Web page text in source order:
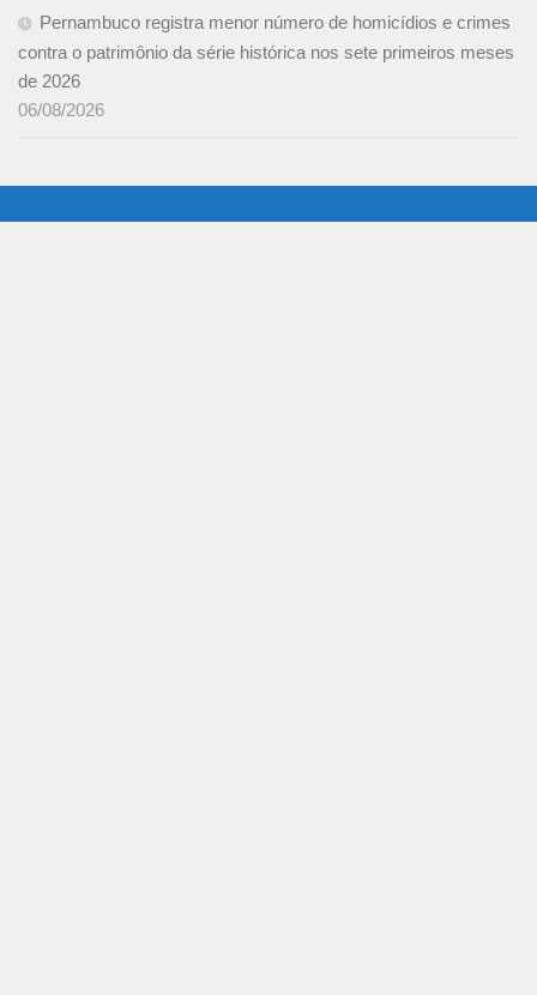
Pernambuco registra menor número de homicídios e crimes
contra o patrimônio da série histórica nos sete primeiros meses
de 2026
06/08/2026